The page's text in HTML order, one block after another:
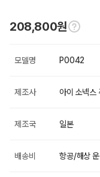
208,800원
모델명 P0042
제조사 아이 소넥스
제조국 일본
배송비 항공/해상